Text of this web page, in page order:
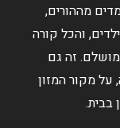
מההורים,
והכל קורה
מושלם. זה גם
על מקור המזון
בבית.